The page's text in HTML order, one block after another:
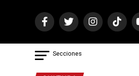
Secciones